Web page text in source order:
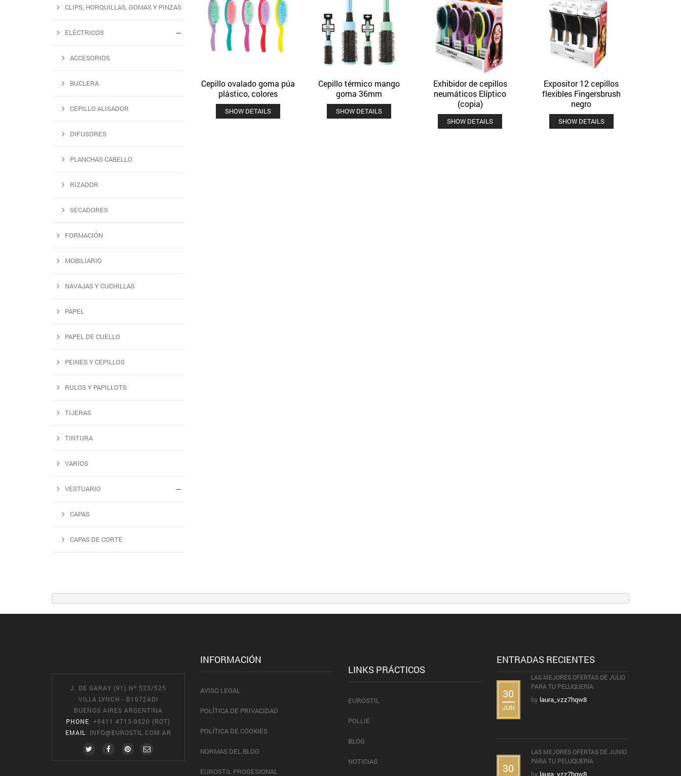
Añadir a la lista de deseos Quick View
Cepillo ovalado goma púa
plástico, colores
SHOW DETAILS
Añadir a la lista de deseos Quick View
Cepillo térmico mango
goma 36mm
SHOW DETAILS
Añadir a la lista de deseos Quick View
Exhibidor de cepillos
neumáticos Elíptico
(copia)
SHOW DETAILS
Añadir a la lista de deseos Quick View
Expositor 12 cepillos
flexibles Fingersbrush
negro
SHOW DETAILS
CLIPS, HORQUILLAS, GOMAS Y PINZAS
ELÉCTRICOS
ACCESORIOS
BUCLERA
CEPILLO ALISADOR
DIFUSORES
PLANCHAS CABELLO
RIZADOR
SECADORES
FORMACIÓN
MOBILIARIO
NAVAJAS Y CUCHILLAS
PAPEL
PAPEL DE CUELLO
PEINES Y CEPILLOS
RULOS Y PAPILLOTS
TIJERAS
TINTURA
VARIOS
VESTUARIO
CAPAS
CAPAS DE CORTE
J. DE GARAY (91) Nº 523/525
VILLA LYNCH - B1672ADI
BUENOS AIRES ARGENTINA
PHONE: +5411 4713-9520 (ROT)
EMAIL : INFO@EUROSTIL.COM.AR
INFORMACIÓN
AVISO LEGAL
POLÍTICA DE PRIVACIDAD
POLÍTICA DE COOKIES
NORMAS DEL BLOG
EUROSTIL PROGESIONAL
LINKS PRÁCTICOS
EUROSTIL
POLLIÉ
BLOG
NOTICIAS
ENTRADAS RECIENTES
30
JUN
LAS MEJORES OFERTAS DE JULIO
PARA TU PELUQUERÍA
by laura_vzz7hqw8
30
LAS MEJORES OFERTAS DE JUNIO
PARA TU PELUQUERÍA
by laura_vzz7hqw8